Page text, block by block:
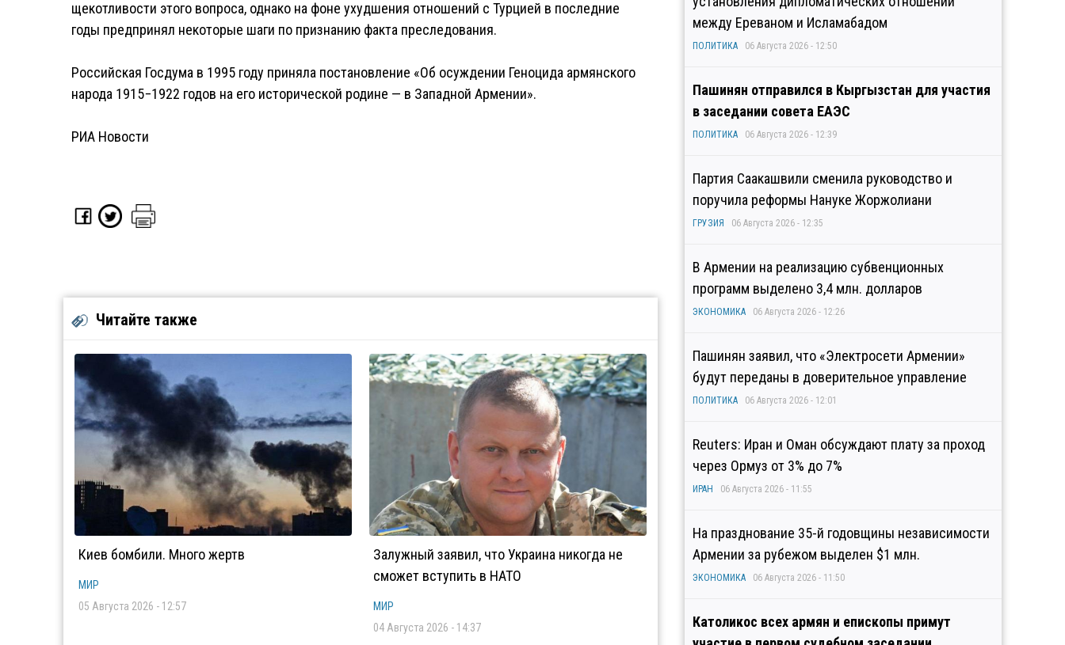
щекотливости этого вопроса, однако на фоне ухудшения отношений с Турцией в последние
годы предпринял некоторые шаги по признанию факта преследования.
Российская Госдума в 1995 году приняла постановление «Об осуждении Геноцида армянского
народа 1915−1922 годов на его исторической родине — в Западной Армении».
РИА Новости
Читайте также
Киев бомбили. Много жертв
МИР
05 Августа 2026 - 12:57
Залужный заявил, что Украина никогда не
сможет вступить в НАТО
МИР
04 Августа 2026 - 14:37
между Ереваном и Исламабадом
ПОЛИТИКА 06 Августа 2026 - 12:50
Пашинян отправился в Кыргызстан для участия
в заседании совета ЕАЭС
ПОЛИТИКА 06 Августа 2026 - 12:39
Партия Саакашвили сменила руководство и
поручила реформы Нануке Жоржолиани
ГРУЗИЯ 06 Августа 2026 - 12:35
В Армении на реализацию субвенционных
программ выделено 3,4 млн. долларов
ЭКОНОМИКА 06 Августа 2026 - 12:26
Пашинян заявил, что «Электросети Армении»
будут переданы в доверительное управление
ПОЛИТИКА 06 Августа 2026 - 12:01
Reuters: Иран и Оман обсуждают плату за проход
через Ормуз от 3% до 7%
ИРАН 06 Августа 2026 - 11:55
На празднование 35-й годовщины независимости
Армении за рубежом выделен $1 млн.
ЭКОНОМИКА 06 Августа 2026 - 11:50
Католикос всех армян и епископы примут